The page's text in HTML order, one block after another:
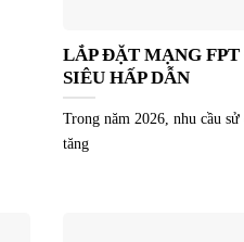
LẮP ĐẶT MẠNG
SIÊU HẤP DẪN
Trong năm 2026, nhu cầu
tăng